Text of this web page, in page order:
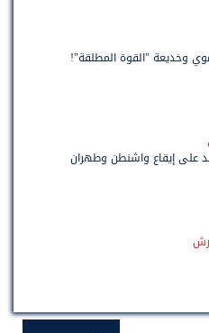
وخديعة "القوة المطلقة"!
على إيقاع واشنطن وطهران